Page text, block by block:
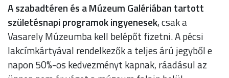
A szabadtéren és a Múzeum Galériában tartott
születésnapi programok ingyenesek, csak a
Vasarely Múzeumba kell belépőt fizetni. A pécsi
lakcímkártyával rendelkezők a teljes árú jegyből e
napon 50%-os kedvezményt kapnak, ráadásul az